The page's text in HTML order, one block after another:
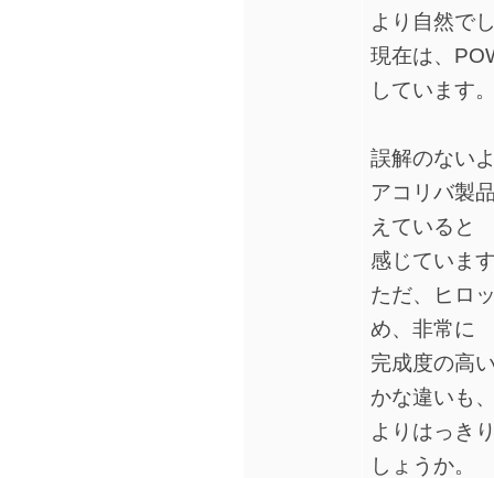
より自然で
現在は、
しています
誤解のない
アコリバ製
えていると
感じていま
ただ、ヒロ
め、非常に
完成度の高
かな違いも
よりはっき
しょうか。